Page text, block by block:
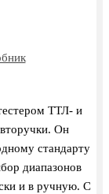
ТТЛ- и
Он
стандарту
диапазонов
и в ручную. С